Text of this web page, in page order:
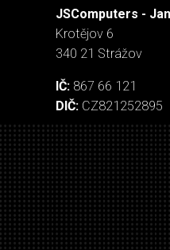
JSComputers -
Krotějov 6
340 21 Strážov
IČ: 867 66 121
DIČ: CZ821252895